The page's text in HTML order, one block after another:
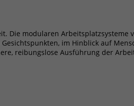
Die modularen Arbeitsplatzsysteme
im Hinblick auf
reibungslose Ausführung der